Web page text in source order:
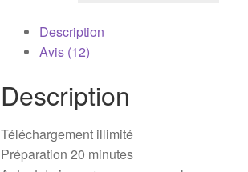
Description
Avis (12)
Description
Téléchargement illimité
Préparation 20 minutes